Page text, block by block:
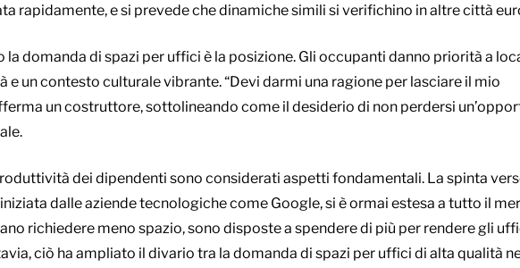
rapidamente, e si prevede che dinamiche simili si verifichino in altre città
domanda di spazi per uffici è la posizione. Gli occupanti danno priorità a
un contesto culturale vibrante. “Devi darmi una ragione per lasciare il mio
un costruttore, sottolineando come il desiderio di non perdersi
dei dipendenti sono considerati aspetti fondamentali. La spinta
dalle aziende tecnologiche come Google, si è ormai estesa a tutto il
richiedere meno spazio, sono disposte a spendere di più per rendere gli
ciò ha ampliato il divario tra la domanda di spazi per uffici di alta qualità